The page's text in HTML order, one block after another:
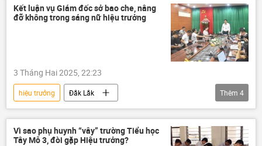
Bộ Giáo dục và Đào Tạo
Khoa học
Bộ Giáo dục-Khoa học Nga
hội nghị
Nhà khoa học
Tác giả
Quan điểm-Ý kiến
Kết luận vụ Giám đốc sở bao che, nâng
đỡ không trong sáng nữ hiệu trưởng
3 Tháng Hai 2025, 22:23
hiệu trưởng
Đắk Lắk
Bộ Giáo dục và Đào Tạo
giáo dục
thông tin
Việt Nam
Thêm 4
Vì sao phụ huynh “vây” trường Tiểu học
Tây Mỗ 3, đòi gặp Hiệu trưởng?